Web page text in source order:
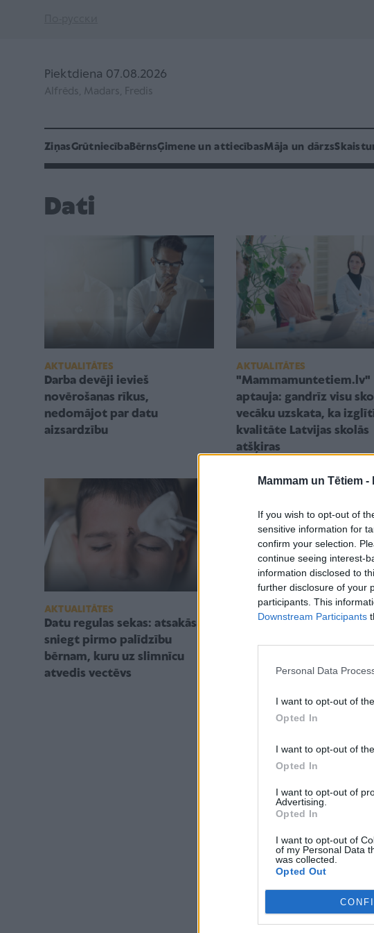
Mammam un Tētiem -
If you wish to opt-out of
sensitive information for
confirm your selection.
continue seeing interest-
information disclosed to
further disclosure of your
participants. This
Downstream Participants
Personal Data
I want to opt-out of
Opted In
I want to opt-out of
Opted In
I want to opt-out of
Advertising.
Opted In
I want to opt-out of
of my Personal Data
was collected.
Opted Out
Piektdiena 07.08.2026
Alfrēds, Madars, Fredis
ZiņasGrūtniecībaBērnsĢimene un attiecībasMāja un dārzs
Dati
AKTUALITĀTES
Darba devēji ievieš
novērošanas rīkus,
nedomājot par datu
aizsardzību
AKTUALITĀTES
"Mammamuntetiem.lv"
aptauja: gandrīz visu
vecāku uzskata, ka
kvalitāte Latvijas skolās
atšķiras
AKTUALITĀTES
Datu regulas sekas: atsakās
sniegt pirmo palīdzību
bērnam, kuru uz slimnīcu
atvedis vectēvs
AKTUALITĀTES
Datus par veselību